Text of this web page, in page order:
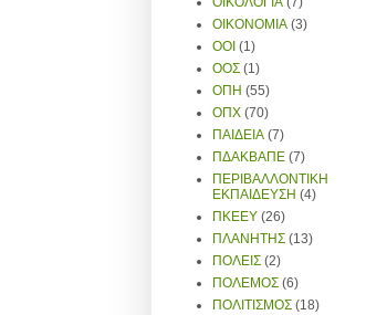
ΟΙΚΟΝΟΜΙΑ (3)
ΟΟΙ (1)
ΟΟΣ (1)
ΟΠΗ (55)
ΟΠΧ (70)
ΠΑΙΔΕΙΑ (7)
ΠΔΑΚΒΑΠΕ (7)
ΠΕΡΙΒΑΛΛΟΝΤΙΚΗ
ΕΚΠΑΙΔΕΥΣΗ (4)
ΠΚΕΕΥ (26)
ΠΛΑΝΗΤΗΣ (13)
ΠΟΛΕΙΣ (2)
ΠΟΛΕΜΟΣ (6)
ΠΟΛΙΤΙΣΜΟΣ (18)